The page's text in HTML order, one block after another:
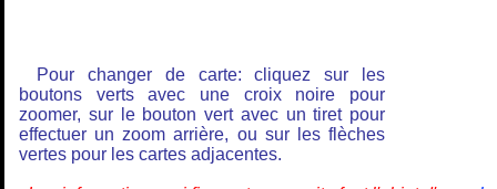
Pour changer de carte: cliquez sur les
boutons verts avec une croix noire pour
zoomer, sur le bouton vert avec un tiret pour
effectuer un zoom arrière, ou sur les flèches
vertes pour les cartes adjacentes.